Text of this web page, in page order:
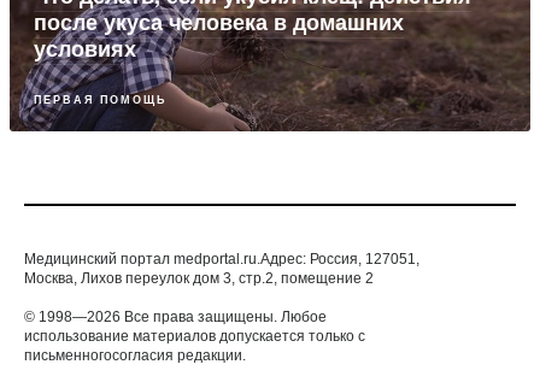
после укуса человека в домашних
условиях
ПЕРВАЯ ПОМОЩЬ
Медицинский портал medportal.ru.Адрес: Россия, 127051,
Москва, Лихов переулок дом 3, стр.2, помещение 2
© 1998—2026 Все права защищены. Любое
использование материалов допускается только с
письменногосогласия редакции.